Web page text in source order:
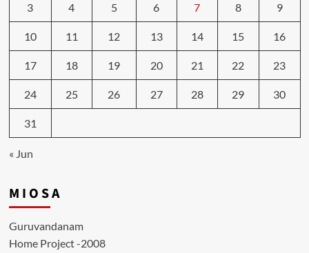
3 4 5 6 7 8 9
10 11 12 13 14 15 16
17 18 19 20 21 22 23
24 25 26 27 28 29 30
31
« Jun
M I O S A
Guruvandanam
Home Project -2008